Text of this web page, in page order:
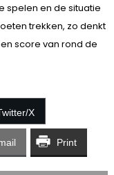
spelen en de situatie
trekken, zo denkt
score van rond de
X
Print